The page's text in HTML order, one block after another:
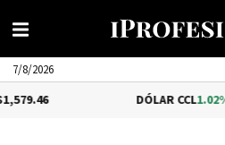
7/8/2026
1.02%$1,575.53